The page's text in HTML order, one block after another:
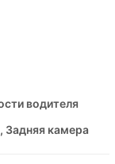
водителя
Задняя камера